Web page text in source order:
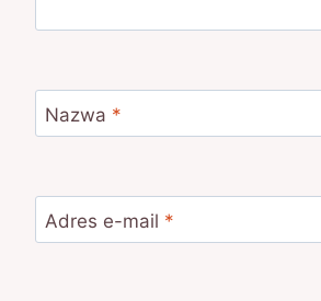
Nazwa *
Adres e-mail *